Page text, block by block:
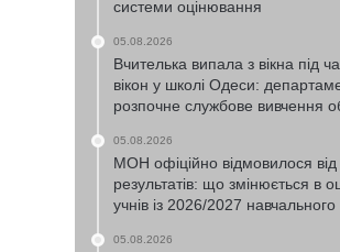
системи оцінювання
05.08.2026
Вчителька випала з вікна під
вікон у школі Одеси:
розпочне службове вивчення
05.08.2026
МОН офіційно відмовилося від
результатів: що змінюється в
учнів із 2026/2027 навчального
05.08.2026